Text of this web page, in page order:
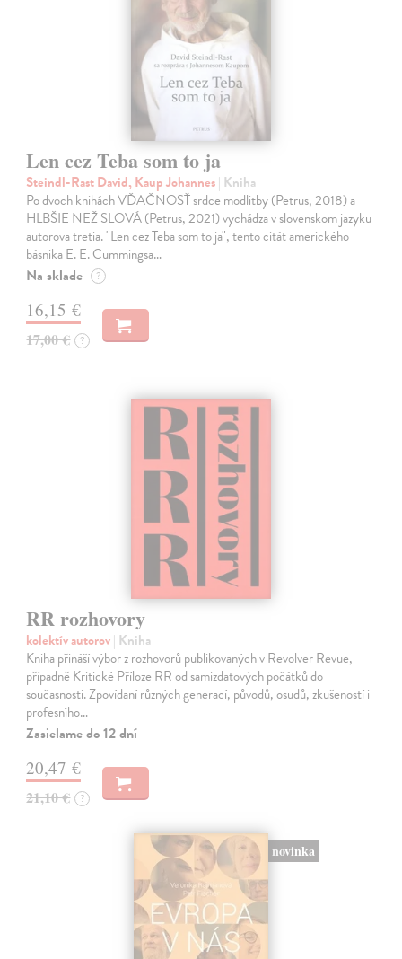
Len cez Teba som to ja
Steindl-Rast David, Kaup Johannes| Kniha
Po dvoch knihách VĎAČNOSŤ srdce modlitby (Petrus, 2018) a
HLBŠIE NEŽ SLOVÁ (Petrus, 2021) vychádza v slovenskom jazyku
autorova tretia. "Len cez Teba som to ja", tento citát amerického
básnika E. E. Cummingsa…
Na sklade ?
16,15 €
17,00 € ?
RR rozhovory
kolektív autorov| Kniha
Kniha přináší výbor z rozhovorů publikovaných v Revolver Revue,
případně Kritické Příloze RR od samizdatových počátků do
současnosti. Zpovídaní různých generací, původů, osudů, zkušeností i
profesního…
Zasielame do 12 dní
20,47 €
21,10 € ?
novinka